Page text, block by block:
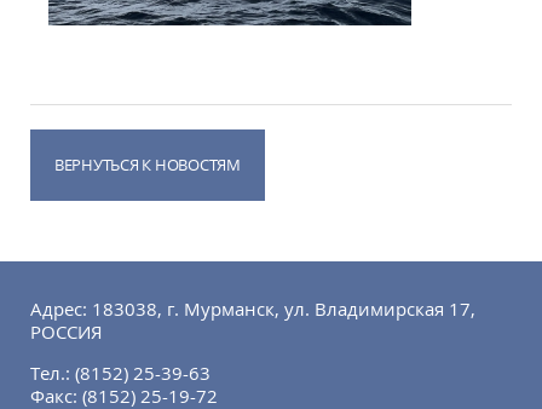
ВЕРНУТЬСЯ К НОВОСТЯМ
Адрес: 183038, г. Мурманск, ул. Владимирская 17,
РОССИЯ
Тел.: (8152) 25-39-63
Факс: (8152) 25-19-72